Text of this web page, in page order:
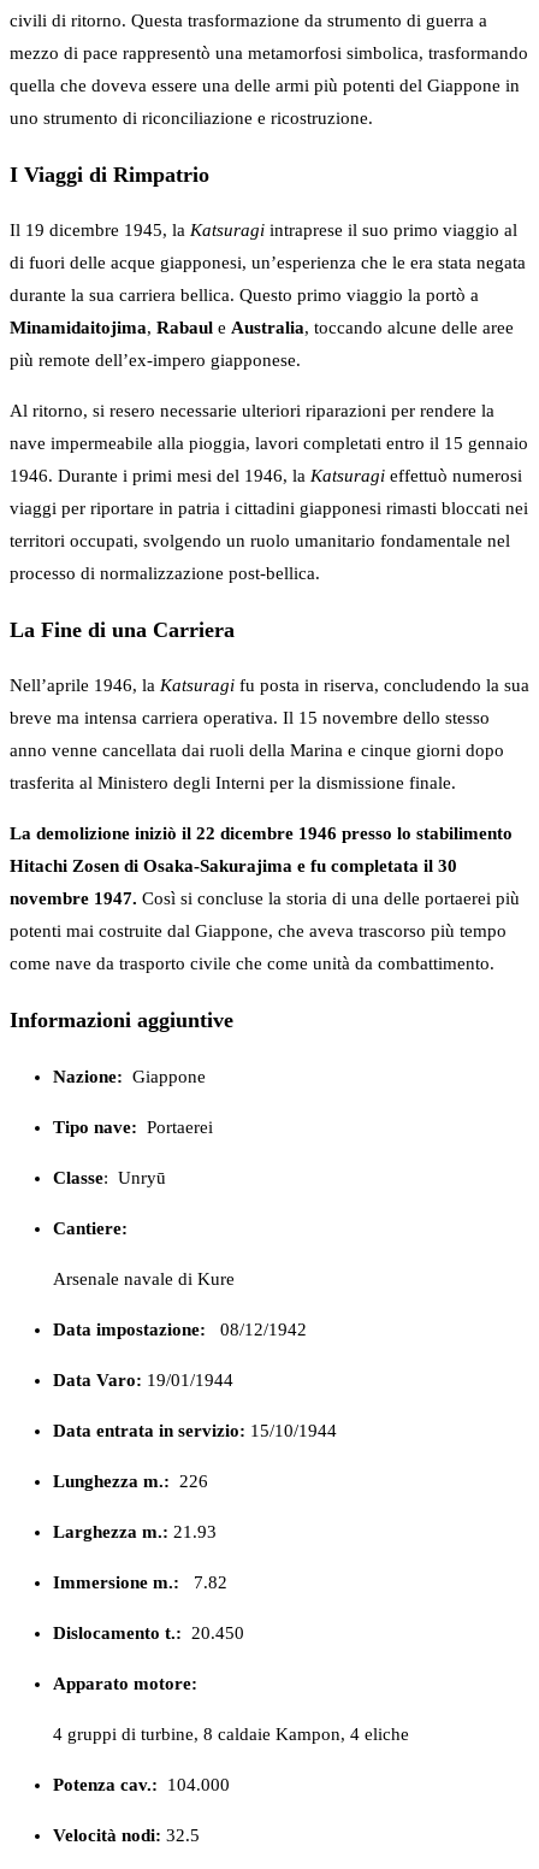
civili di ritorno. Questa trasformazione da strumento di guerra a
mezzo di pace rappresentò una metamorfosi simbolica, trasformando
quella che doveva essere una delle armi più potenti del Giappone in
uno strumento di riconciliazione e ricostruzione.
I Viaggi di Rimpatrio
Il 19 dicembre 1945, la Katsuragi intraprese il suo primo viaggio al
di fuori delle acque giapponesi, un’esperienza che le era stata negata
durante la sua carriera bellica. Questo primo viaggio la portò a
Minamidaitojima, Rabaul e Australia, toccando alcune delle aree
più remote dell’ex-impero giapponese.
Al ritorno, si resero necessarie ulteriori riparazioni per rendere la
nave impermeabile alla pioggia, lavori completati entro il 15 gennaio
1946. Durante i primi mesi del 1946, la Katsuragi effettuò numerosi
viaggi per riportare in patria i cittadini giapponesi rimasti bloccati nei
territori occupati, svolgendo un ruolo umanitario fondamentale nel
processo di normalizzazione post-bellica.
La Fine di una Carriera
Nell’aprile 1946, la Katsuragi fu posta in riserva, concludendo la sua
breve ma intensa carriera operativa. Il 15 novembre dello stesso
anno venne cancellata dai ruoli della Marina e cinque giorni dopo
trasferita al Ministero degli Interni per la dismissione finale.
La demolizione iniziò il 22 dicembre 1946 presso lo stabilimento
Hitachi Zosen di Osaka-Sakurajima e fu completata il 30
novembre 1947. Così si concluse la storia di una delle portaerei più
potenti mai costruite dal Giappone, che aveva trascorso più tempo
come nave da trasporto civile che come unità da combattimento.
Informazioni aggiuntive
Nazione: Giappone
Tipo nave: Portaerei
Classe: Unryū
Cantiere:
Arsenale navale di Kure
Data impostazione: 08/12/1942
Data Varo: 19/01/1944
Data entrata in servizio: 15/10/1944
Lunghezza m.: 226
Larghezza m.: 21.93
Immersione m.: 7.82
Dislocamento t.: 20.450
Apparato motore:
4 gruppi di turbine, 8 caldaie Kampon, 4 eliche
Potenza cav.: 104.000
Velocità nodi: 32.5